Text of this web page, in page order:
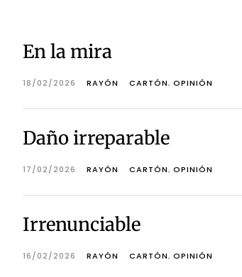
En la mira
18/02/2026 RAYÓN CARTÓN, OPINIÓN
Daño irreparable
17/02/2026 RAYÓN CARTÓN, OPINIÓN
Irrenunciable
16/02/2026 RAYÓN CARTÓN, OPINIÓN